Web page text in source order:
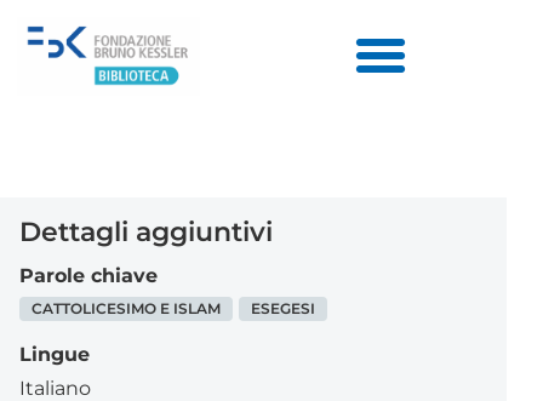
Dettagli aggiuntivi
Parole chiave
CATTOLICESIMO E ISLAM ESEGESI
Lingue
Italiano